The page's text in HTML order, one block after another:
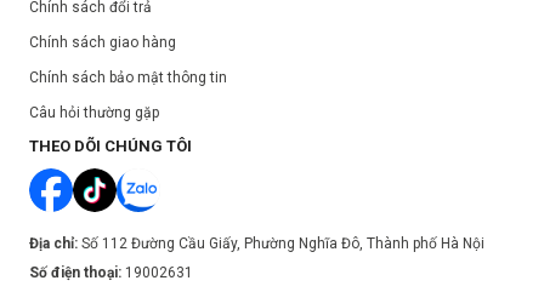
Chính sách đổi trả
Chính sách giao hàng
Chính sách bảo mật thông tin
Câu hỏi thường gặp
THEO DÕI CHÚNG TÔI
Địa chỉ: Số 112 Đường Cầu Giấy, Phường Nghĩa Đô, Thành phố Hà Nội
Số điện thoại: 19002631